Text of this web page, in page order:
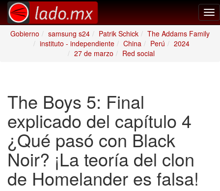
Gobierno
samsung s24 Patrik Schick
The Addams Family
instituto - independiente
China Perú
2024
27 de marzo
Red social
The Boys 5: Final
explicado del capítulo 4
¿Qué pasó con Black
Noir? ¡La teoría del clon
de Homelander es falsa!